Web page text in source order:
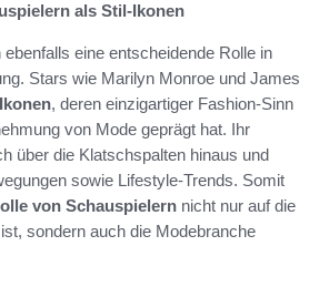
als Stil-Ikonen
eine entscheidende Rolle in
Stars wie Marilyn Monroe und James
, deren einzigartiger Fashion-Sinn
von Mode geprägt hat. Ihr
über die Klatschspalten hinaus und
sowie Lifestyle-Trends. Somit
von Schauspielern nicht nur auf die
sondern auch die Modebranche